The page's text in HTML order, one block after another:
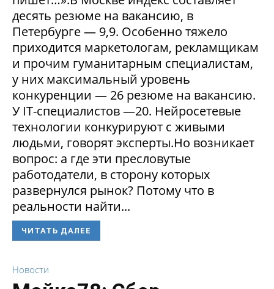
десять резюме на вакансию, в
Петербурге — 9,9. Особенно тяжело
приходится маркетологам, рекламщикам
и прочим гуманитарным специалистам,
у них максимальный уровень
конкуренции — 26 резюме на вакансию.
У IT-специалистов —20. Нейросетевые
технологии конкурируют с живыми
людьми, говорят эксперты.Но возникает
вопрос: а где эти пресловутые
работодатели, в сторону которых
развернулся рынок? Потому что в
реальности найти...
ЧИТАТЬ ДАЛЕЕ
Новости